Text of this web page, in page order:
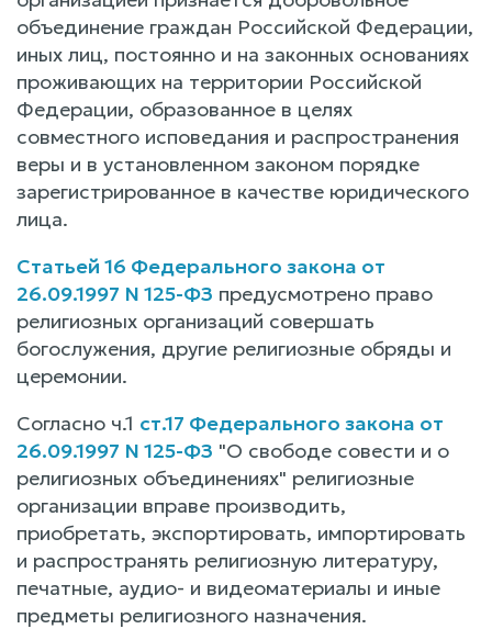
объединение граждан Российской Федерации,
иных лиц, постоянно и на законных основаниях
проживающих на территории Российской
Федерации, образованное в целях
совместного исповедания и распространения
веры и в установленном законом порядке
зарегистрированное в качестве юридического
лица.
Статьей 16 Федерального закона от
26.09.1997 N 125-ФЗ предусмотрено право
религиозных организаций совершать
богослужения, другие религиозные обряды и
церемонии.
Согласно ч.1 ст.17 Федерального закона от
26.09.1997 N 125-ФЗ "О свободе совести и о
религиозных объединениях" религиозные
организации вправе производить,
приобретать, экспортировать, импортировать
и распространять религиозную литературу,
печатные, аудио- и видеоматериалы и иные
предметы религиозного назначения.